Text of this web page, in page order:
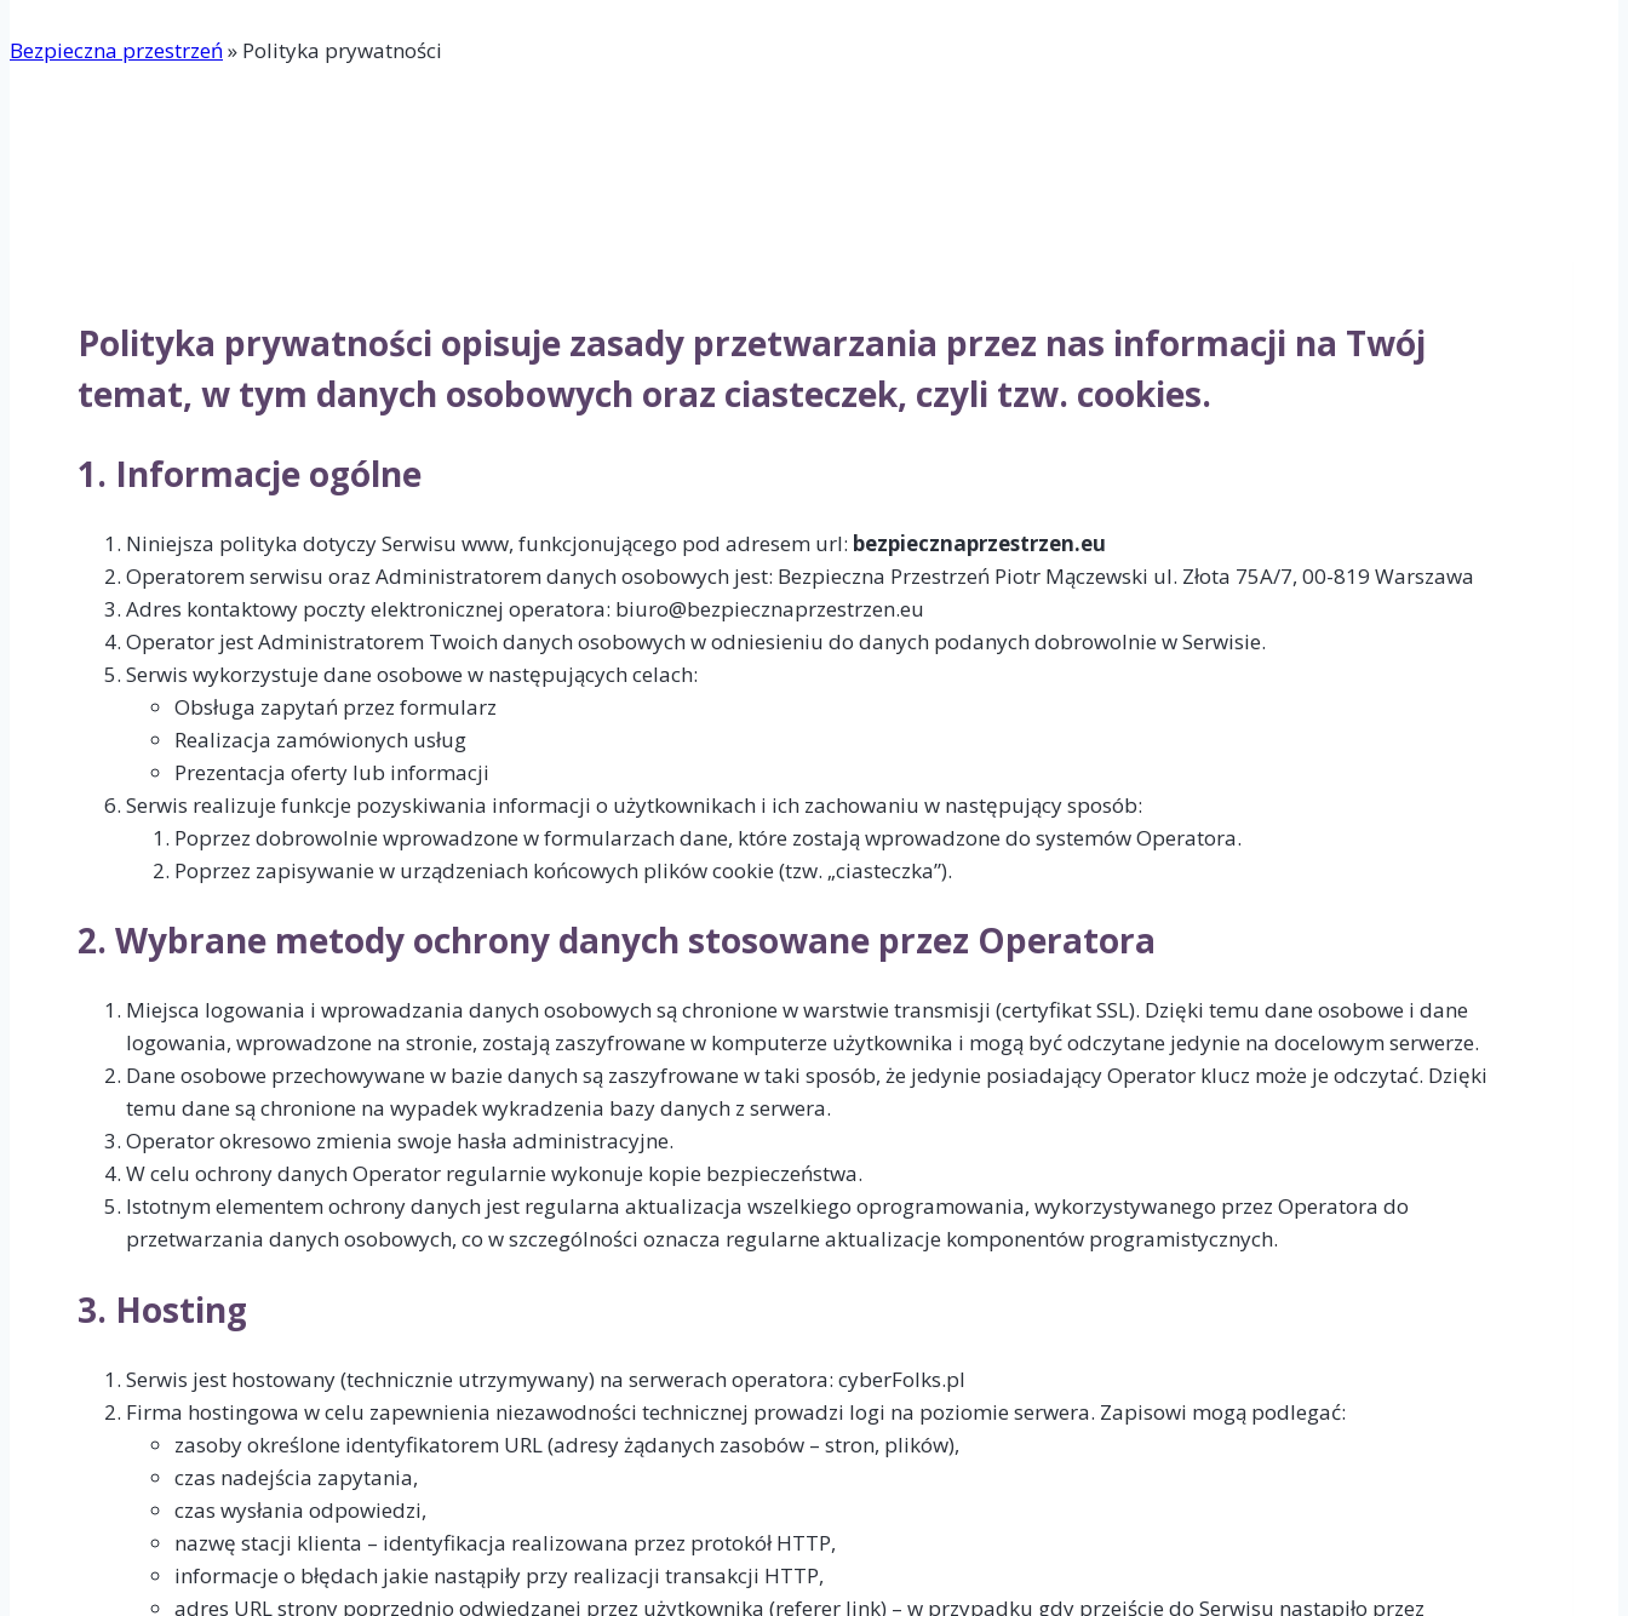
Bezpieczna przestrzeń » Polityka prywatności
Polityka prywatności opisuje zasady przetwarzania przez nas informacji na Twój
temat, w tym danych osobowych oraz ciasteczek, czyli tzw. cookies.
1. Informacje ogólne
Niniejsza polityka dotyczy Serwisu www, funkcjonującego pod adresem url: bezpiecznaprzestrzen.eu
Operatorem serwisu oraz Administratorem danych osobowych jest: Bezpieczna Przestrzeń Piotr Mączewski ul. Złota 75A/7, 00-819 Warszawa
Adres kontaktowy poczty elektronicznej operatora: biuro@bezpiecznaprzestrzen.eu
Operator jest Administratorem Twoich danych osobowych w odniesieniu do danych podanych dobrowolnie w Serwisie.
Serwis wykorzystuje dane osobowe w następujących celach:
Obsługa zapytań przez formularz
Realizacja zamówionych usług
Prezentacja oferty lub informacji
Serwis realizuje funkcje pozyskiwania informacji o użytkownikach i ich zachowaniu w następujący sposób:
Poprzez dobrowolnie wprowadzone w formularzach dane, które zostają wprowadzone do systemów Operatora.
Poprzez zapisywanie w urządzeniach końcowych plików cookie (tzw. „ciasteczka”).
2. Wybrane metody ochrony danych stosowane przez Operatora
Miejsca logowania i wprowadzania danych osobowych są chronione w warstwie transmisji (certyfikat SSL). Dzięki temu dane osobowe i dane
logowania, wprowadzone na stronie, zostają zaszyfrowane w komputerze użytkownika i mogą być odczytane jedynie na docelowym serwerze.
Dane osobowe przechowywane w bazie danych są zaszyfrowane w taki sposób, że jedynie posiadający Operator klucz może je odczytać. Dzięki
temu dane są chronione na wypadek wykradzenia bazy danych z serwera.
Operator okresowo zmienia swoje hasła administracyjne.
W celu ochrony danych Operator regularnie wykonuje kopie bezpieczeństwa.
Istotnym elementem ochrony danych jest regularna aktualizacja wszelkiego oprogramowania, wykorzystywanego przez Operatora do
przetwarzania danych osobowych, co w szczególności oznacza regularne aktualizacje komponentów programistycznych.
3. Hosting
Serwis jest hostowany (technicznie utrzymywany) na serwerach operatora: cyberFolks.pl
Firma hostingowa w celu zapewnienia niezawodności technicznej prowadzi logi na poziomie serwera. Zapisowi mogą podlegać:
zasoby określone identyfikatorem URL (adresy żądanych zasobów – stron, plików),
czas nadejścia zapytania,
czas wysłania odpowiedzi,
nazwę stacji klienta – identyfikacja realizowana przez protokół HTTP,
informacje o błędach jakie nastąpiły przy realizacji transakcji HTTP,
adres URL strony poprzednio odwiedzanej przez użytkownika (referer link) – w przypadku gdy przejście do Serwisu nastąpiło przez